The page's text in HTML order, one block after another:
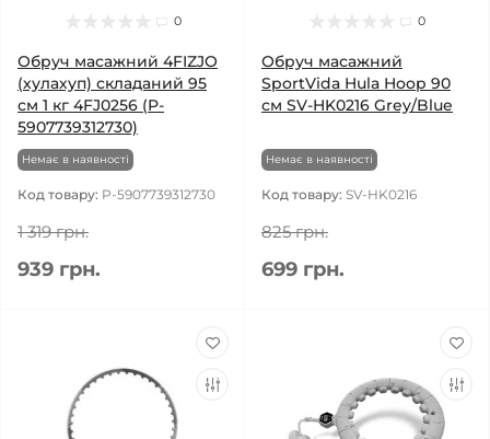
0
Обруч масажний 4FIZJO
(хулахуп) складаний 95
см 1 кг 4FJ0256 (P-
5907739312730)
Немає в наявності
Код товару: P-5907739312730
1 319 грн.
939 грн.
0
Обруч масажний
SportVida Hula Hoop 90
см SV-HK0216 Grey/Blue
Немає в наявності
Код товару: SV-HK0216
825 грн.
699 грн.